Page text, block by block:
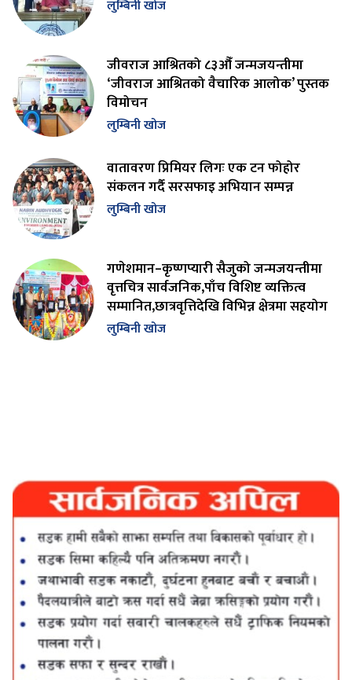
लुम्बिनी खोज
जीवराज आश्रितको ८३औँ जन्मजयन्तीमा
‘जीवराज आश्रितको वैचारिक आलोक’ पुस्तक
विमोचन
लुम्बिनी खोज
वातावरण प्रिमियर लिगः एक टन फोहोर
संकलन गर्दै सरसफाइ अभियान सम्पन्न
लुम्बिनी खोज
गणेशमान–कृष्णप्यारी सैजुको जन्मजयन्तीमा
वृत्तचित्र सार्वजनिक,पाँच विशिष्ट व्यक्तित्व
सम्मानित,छात्रवृत्तिदेखि विभिन्न क्षेत्रमा सहयोग
लुम्बिनी खोज